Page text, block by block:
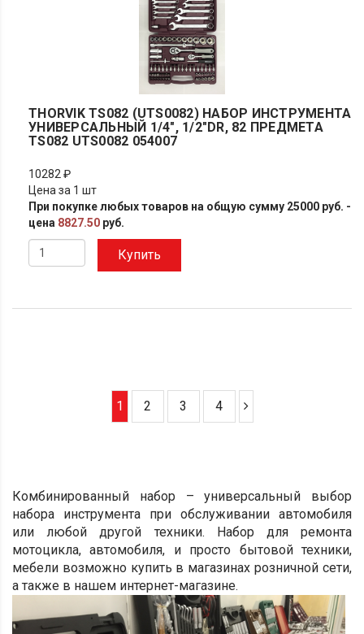
THORVIK TS082 (UTS0082) НАБОР ИНСТРУМЕНТА
УНИВЕРСАЛЬНЫЙ 1/4", 1/2"DR, 82 ПРЕДМЕТА
TS082 UTS0082 054007
10282 ₽
Цена за 1 шт
При покупке любых товаров на общую сумму 25000 руб. -
цена 8827.50 руб.
Купить
1 2 3 4
Комбинированный набор – универсальный выбор
набора инструмента при обслуживании автомобиля
или любой другой техники. Набор для ремонта
мотоцикла, автомобиля, и просто бытовой техники,
мебели возможно купить в магазинах розничной сети,
а также в нашем интернет-магазине.